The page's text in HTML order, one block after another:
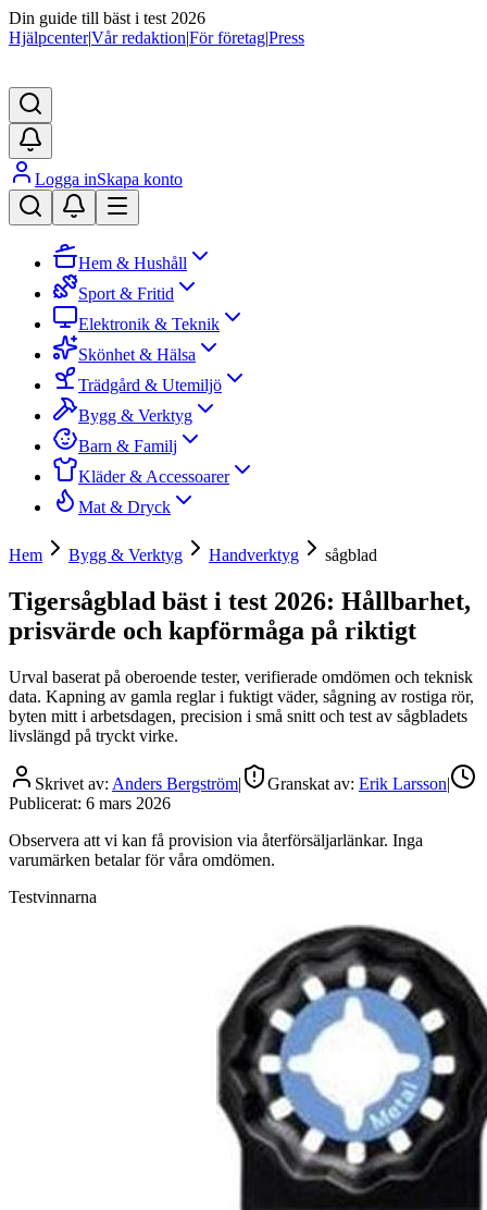
Din guide till bäst i test 2026
Hjälpcenter|Vår redaktion|För företag|Press
Logga inSkapa konto
Hem & Hushåll
Sport & Fritid
Elektronik & Teknik
Skönhet & Hälsa
Trädgård & Utemiljö
Bygg & Verktyg
Barn & Familj
Kläder & Accessoarer
Mat & Dryck
Hem Bygg & Verktyg Handverktyg sågblad
Tigersågblad bäst i test 2026: Hållbarhet,
prisvärde och kapförmåga på riktigt
Urval baserat på oberoende tester, verifierade omdömen och teknisk
data. Kapning av gamla reglar i fuktigt väder, sågning av rostiga rör,
byten mitt i arbetsdagen, precision i små snitt och test av sågbladets
livslängd på tryckt virke.
Skrivet av: Anders Bergström| Granskat av: Erik Larsson|
Publicerat: 6 mars 2026
Observera att vi kan få provision via återförsäljarlänkar. Inga
varumärken betalar för våra omdömen.
Testvinnarna